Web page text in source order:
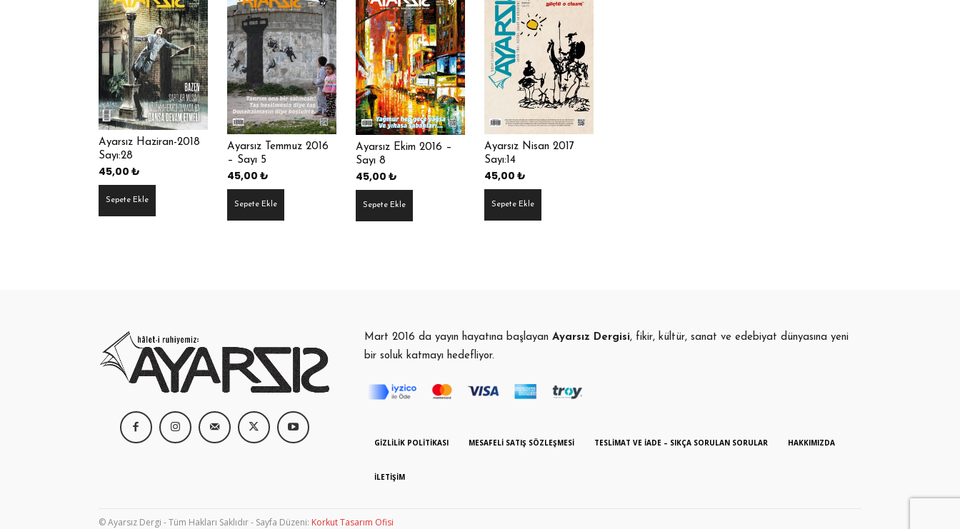
Ayarsız Haziran-2018
Sayı:28
45,00 ₺
Sepete Ekle
Ayarsız Temmuz 2016
– Sayı 5
45,00 ₺
Sepete Ekle
Ayarsız Ekim 2016 –
Sayı 8
45,00 ₺
Sepete Ekle
Ayarsız Nisan 2017
Sayı:14
45,00 ₺
Sepete Ekle
Mart 2016 da yayın hayatına başlayan Ayarsız Dergisi, fikir, kültür, sanat ve edebiyat dünyasına yeni
bir soluk katmayı hedefliyor.
GIZLILIK POLITIKASI MESAFELI SATIŞ SÖZLEŞMESI TESLIMAT VE İADE – SIKÇA SORULAN SORULAR HAKKIMIZDA
İLETIŞIM
© Ayarsız Dergi - Tüm Hakları Saklıdır - Sayfa Düzeni: Korkut Tasarım Ofisi